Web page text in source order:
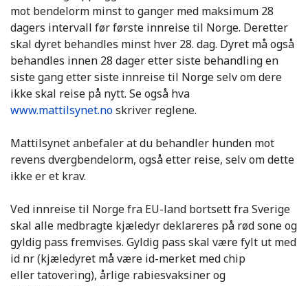
mot bendelorm minst to ganger med maksimum 28
dagers intervall før første innreise til Norge. Deretter
skal dyret behandles minst hver 28. dag. Dyret må også
behandles innen 28 dager etter siste behandling en
siste gang etter siste innreise til Norge selv om dere
ikke skal reise på nytt. Se også hva
www.mattilsynet.noskriver reglene.
Mattilsynet anbefaler at du behandler hunden mot
revens dvergbendelorm, også etter reise, selv om dette
ikke er et krav.
Ved innreise til Norge fra EU-land bortsett fra Sverige
skal alle medbragte kjæledyr deklareres på rød sone og
gyldig pass fremvises. Gyldig pass skal være fylt ut med
id nr (kjæledyret må være id-merket med chip
eller tatovering), årlige rabiesvaksiner og